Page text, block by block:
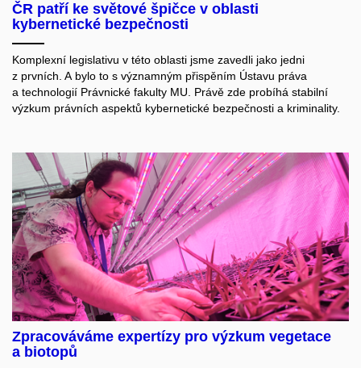
ČR patří ke světové špičce v oblasti
kybernetické bezpečnosti
Komplexní legislativu v této oblasti jsme zavedli jako jedni
z prvních. A bylo to s významným přispěním Ústavu práva
a technologií Právnické fakulty MU. Právě zde probíhá stabilní
výzkum právních aspektů kybernetické bezpečnosti a kriminality.
Zpracováváme expertízy pro výzkum vegetace
a biotopů